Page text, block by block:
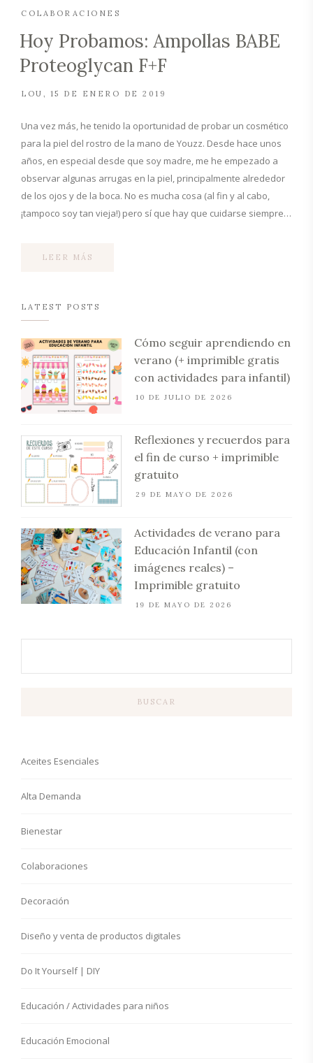
COLABORACIONES
Hoy Probamos: Ampollas BABE
Proteoglycan F+F
LOU 15 DE ENERO DE 2019
Una vez más, he tenido la oportunidad de probar un cosmético
para la piel del rostro de la mano de Youzz. Desde hace unos
años, en especial desde que soy madre, me he empezado a
observar algunas arrugas en la piel, principalmente alrededor
de los ojos y de la boca. No es mucha cosa (al fin y al cabo,
¡tampoco soy tan vieja!) pero sí que hay que cuidarse siempre…
LEER MÁS
LATEST POSTS
Cómo seguir aprendiendo en
verano (+ imprimible gratis
con actividades para infantil)
10 DE JULIO DE 2026
Reflexiones y recuerdos para
el fin de curso + imprimible
gratuito
29 DE MAYO DE 2026
Actividades de verano para
Educación Infantil (con
imágenes reales) –
Imprimible gratuito
19 DE MAYO DE 2026
BUSCAR
Aceites Esenciales
Alta Demanda
Bienestar
Colaboraciones
Decoración
Diseño y venta de productos digitales
Do It Yourself | DIY
Educación / Actividades para niños
Educación Emocional